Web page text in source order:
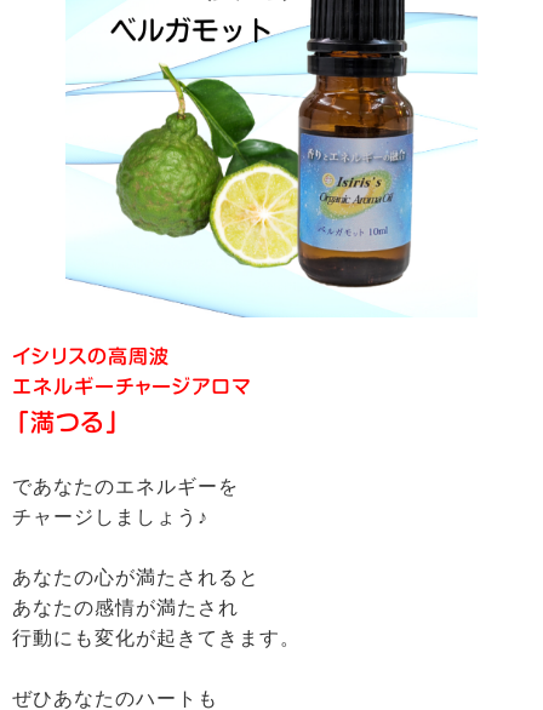
イシリスの高周波
エネルギーチャージアロマ
「満つる」
であなたのエネルギーを
チャージしましょう♪
あなたの心が満たされると
あなたの感情が満たされ
行動にも変化が起きてきます。
ぜひあなたのハートも